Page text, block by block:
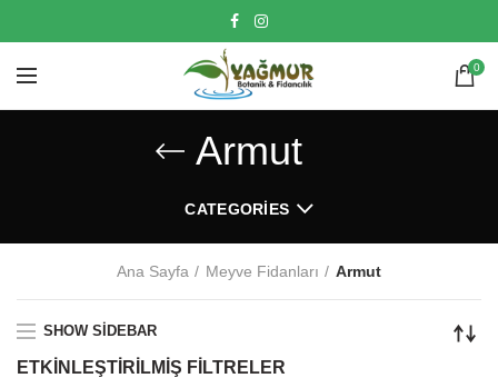
0
Armut
CATEGORIES
Ana Sayfa Meyve Fidanları Armut
SHOW SIDEBAR
ETKINLEŞTIRILMIŞ FILTRELER